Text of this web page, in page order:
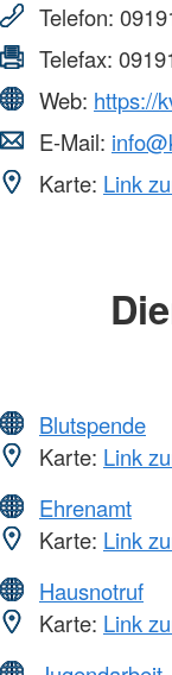
Telefon:
Telefax:
Web: https://
E-Mail:
Karte: Link
Blutspende
Karte: Link
Ehrenamt
Karte: Link
Hausnotruf
Karte: Link